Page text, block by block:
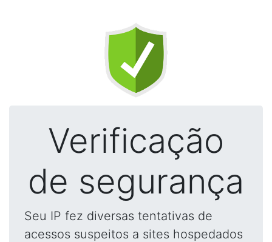
Verificação
de segurança
Seu IP fez diversas tentativas de
acessos suspeitos a sites hospedados